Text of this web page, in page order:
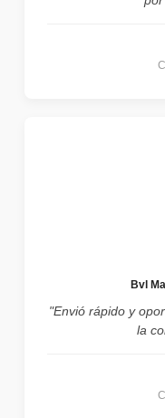
Bvl
"Envió rápido y
la